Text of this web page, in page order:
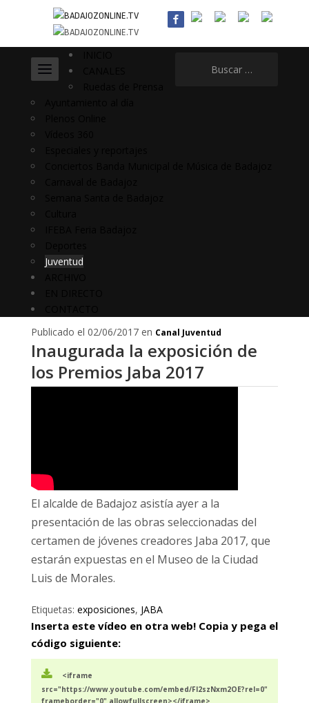
Juventud
Publicado el 02/06/2017 en Canal Juventud
Inaugurada la exposición de
los Premios Jaba 2017
El alcalde de Badajoz asistía ayer a la
presentación de las obras seleccionadas del
certamen de jóvenes creadores Jaba 2017, que
estarán expuestas en el Museo de la Ciudad
Luis de Morales.
Etiquetas: exposiciones, JABA
Inserta este vídeo en otra web! Copia y pega el
código siguiente:
<iframe
src="https://www.youtube.com/embed/FI2szNxm2OE?rel=0"
frameborder="0" allowfullscreen></iframe>